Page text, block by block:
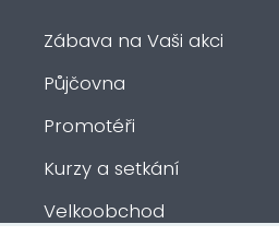
Zábava na Vaši akci
Půjčovna
Promotéři
Kurzy a setkání
Velkoobchod